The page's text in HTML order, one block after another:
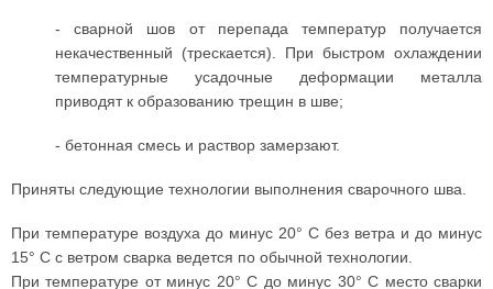
- сварной шов от перепада температур получается
некачественный (трескается). При быстром охлаждении
температурные усадочные деформации металла
приводят к образованию трещин в шве;
- бетонная смесь и раствор замерзают.
Приняты следующие технологии выполнения сварочного шва.
При температуре воздуха до минус 20° С без ветра и до минус
15° С с ветром сварка ведется по обычной технологии.
При температуре от минус 20° С до минус 30° С место сварки